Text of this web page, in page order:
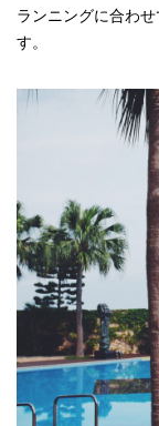
ランニングに合わ
す。